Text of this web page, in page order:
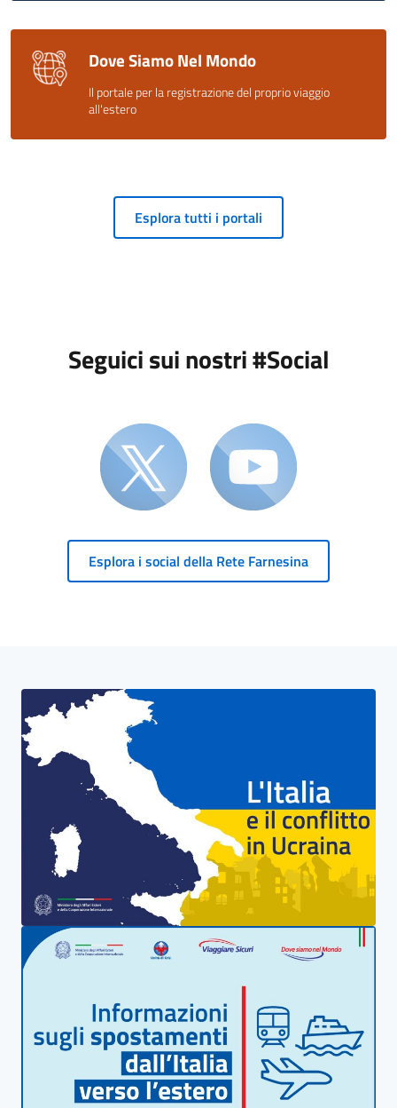
Dove Siamo Nel Mondo
Il portale per la registrazione del proprio viaggio
all'estero
Esplora tutti i portali
Seguici sui nostri #Social
Esplora i social della Rete Farnesina
Blocco Banner